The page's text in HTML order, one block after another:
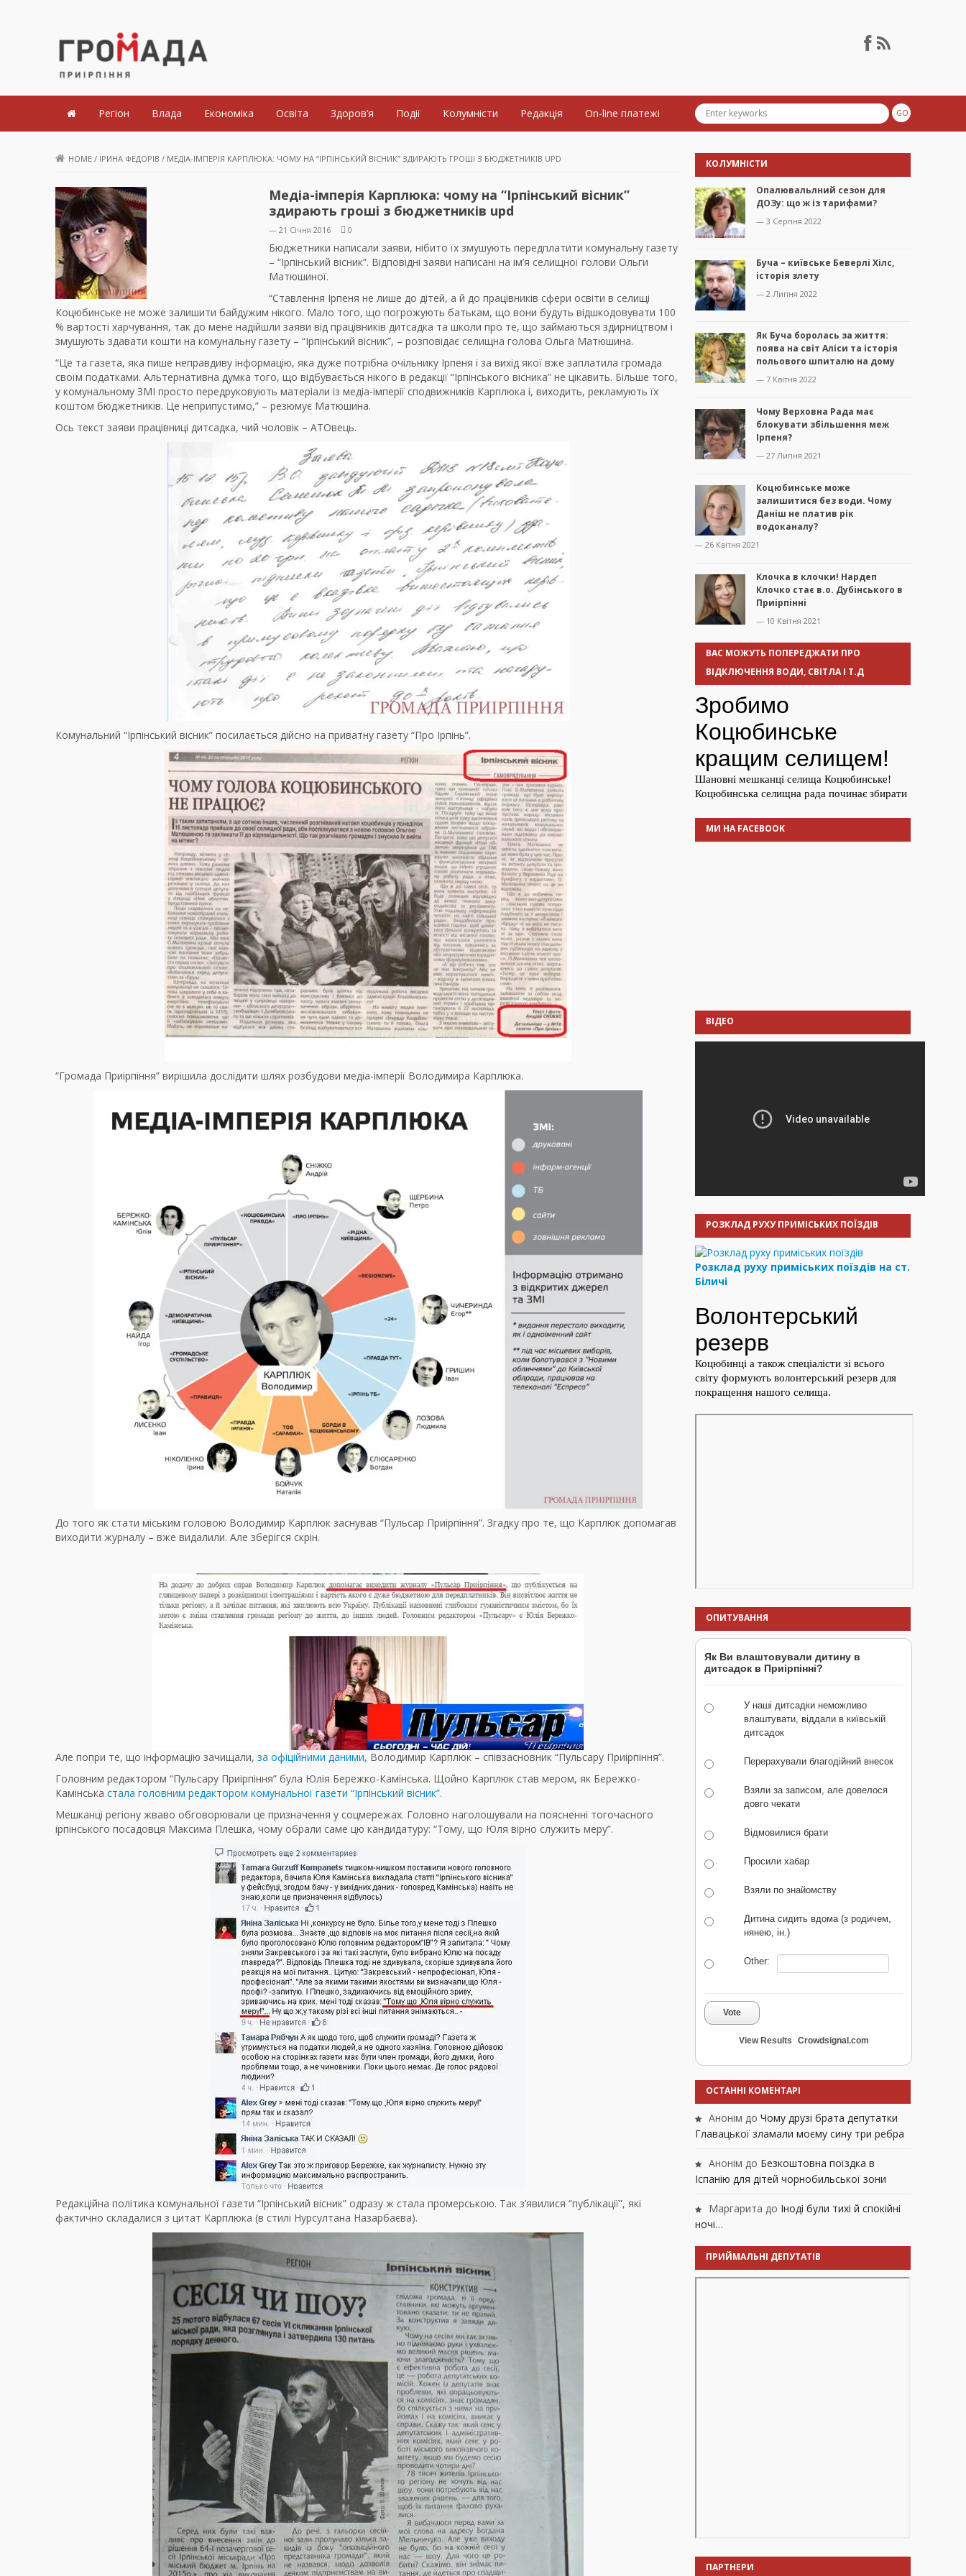
Громада Приірпіння
Регіон Влада Економіка Освіта Здоров’я Події Колумністи Редакція On-line платежі
HOME / ІРИНА ФЕДОРІВ / МЕДІА-ІМПЕРІЯ КАРПЛЮКА: ЧОМУ НА “ІРПІНСЬКИЙ ВІСНИК” ЗДИРАЮТЬ ГРОШІ З БЮДЖЕТНИКІВ UPD
Медіа-імперія Карплюка: чому на “Ірпінський вісник”
здирають гроші з бюджетників upd
— 21 Січня 2016 0
Бюджетники написали заяви, нібито їх змушують передплатити комунальну газету
– “Ірпінський вісник”. Відповідні заяви написані на ім’я селищної голови Ольги
Матюшиної.
“Ставлення Ірпеня не лише до дітей, а й до працівників сфери освіти в селищі
Коцюбинське не може залишити байдужим нікого. Мало того, що погрожують батькам, що вони будуть відшкодовувати 100
% вартості харчування, так до мене надійшли заяви від працівників дитсадка та школи про те, що займаються здирництвом і
змушують здавати кошти на комунальну газету – “Ірпінський вісник”, – розповідає селищна голова Ольга Матюшина.
“Це та газета, яка пише неправдиву інформацію, яка дуже потрібна очільнику Ірпеня і за вихід якої вже заплатила громада
своїм податками. Альтернативна думка того, що відбувається нікого в редакції “Ірпінського вісника” не цікавить. Більше того,
у комунальному ЗМІ просто передруковують матеріали із медіа-імперії сподвижників Карплюка і, виходить, рекламують їх
коштом бюджетників. Це неприпустимо,” – резюмує Матюшина.
Ось текст заяви працівниці дитсадка, чий чоловік – АТОвець.
Комунальний “Ірпінський вісник” посилається дійсно на приватну газету “Про Ірпінь”.
“Громада Приірпіння” вирішила дослідити шлях розбудови медіа-імперії Володимира Карплюка.
До того як стати міським головою Володимир Карплюк заснував “Пульсар Приірпіння”. Згадку про те, що Карплюк допомагав
виходити журналу – вже видалили. Але зберігся скрін.
Але попри те, що інформацію зачищали, за офіційними даними, Володимир Карплюк – співзасновник “Пульсару Приірпіння”.
Головним редактором “Пульсару Приірпіння” була Юлія Бережко-Камінська. Щойно Карплюк став мером, як Бережко-
Камінська стала головним редактором комунальної газети “Ірпінський вісник”.
Мешканці регіону жваво обговорювали це призначення у соцмережах. Головно наголошували на поясненні тогочасного
ірпінського посадовця Максима Плешка, чому обрали саме цю кандидатуру: “Тому, що Юля вірно служить меру”.
Редакційна політика комунальної газети “Ірпінський вісник” одразу ж стала промерською. Так з’явилися “публікації”, які
фактично складалися з цитат Карплюка (в стилі Нурсултана Назарбаєва).
КОЛУМНІСТИ
Опалювальлний сезон для
ДОЗу: що ж із тарифами?
— 3 Серпня 2022
Буча – київське Беверлі Хілс,
історія злету
— 2 Липня 2022
Як Буча боролась за життя:
поява на світ Аліси та історія
польового шпиталю на дому
— 7 Квітня 2022
Чому Верховна Рада має
блокувати збільшення меж
Ірпеня?
— 27 Липня 2021
Коцюбинське може
залишитися без води. Чому
Даніш не платив рік
водоканалу?
— 26 Квітня 2021
Клочка в клочки! Нардеп
Клочко стає в.о. Дубінського в
Приірпінні
— 10 Квітня 2021
ВАС МОЖУТЬ ПОПЕРЕДЖАТИ ПРО
ВІДКЛЮЧЕННЯ ВОДИ, СВІТЛА І Т.Д
МИ НА FACEBOOK
ВІДЕО
РОЗКЛАД РУХУ ПРИМІСЬКИХ ПОЇЗДІВ
Розклад руху приміських поїздів на ст.
Біличі
ОПИТУВАННЯ
Як Ви влаштовували дитину в
дитсадок в Приірпінні?
У наші дитсадки неможливо
влаштувати, віддали в київській
дитсадок
Перерахували благодійний внесок
Взяли за записом, але довелося
довго чекати
Відмовилися брати
Просили хабар
Взяли по знайомству
Дитина сидить вдома (з родичем,
нянею, ін.)
Other:
Vote
View Results Crowdsignal.com
ОСТАННІ КОМЕНТАРІ
Анонім до Чому друзі брата депутатки
Главацької зламали моєму сину три ребра
Анонім до Безкоштовна поїздка в
Іспанію для дітей чорнобильської зони
Маргарита до Іноді були тихі й спокійні
ночі…
ПРИЙМАЛЬНІ ДЕПУТАТІВ
ПАРТНЕРИ